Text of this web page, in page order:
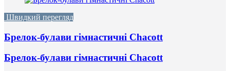
Швидкий перегляд
Брелок-булави гімнастичні Chacott
Брелок-булави гімнастичні Chacott